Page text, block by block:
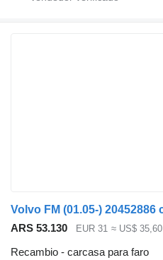
ARS 53.130 EUR 31 ≈ US$ 35,60
Recambio - carcasa para faro